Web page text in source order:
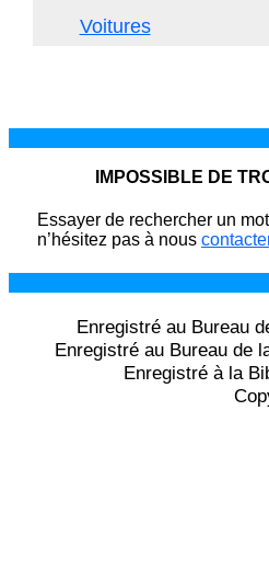
Voitures
IMPOSSIBLE DE
Essayer de rechercher un
n’hésitez pas à nous
Enregistré au Bureau
Enregistré au Bureau de
Enregistré à la